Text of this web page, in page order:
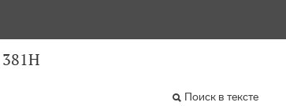
Поиск в тексте